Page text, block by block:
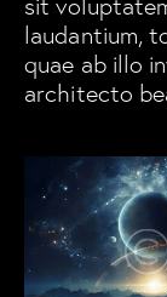
sit
laudantium,
quae ab illo
architecto